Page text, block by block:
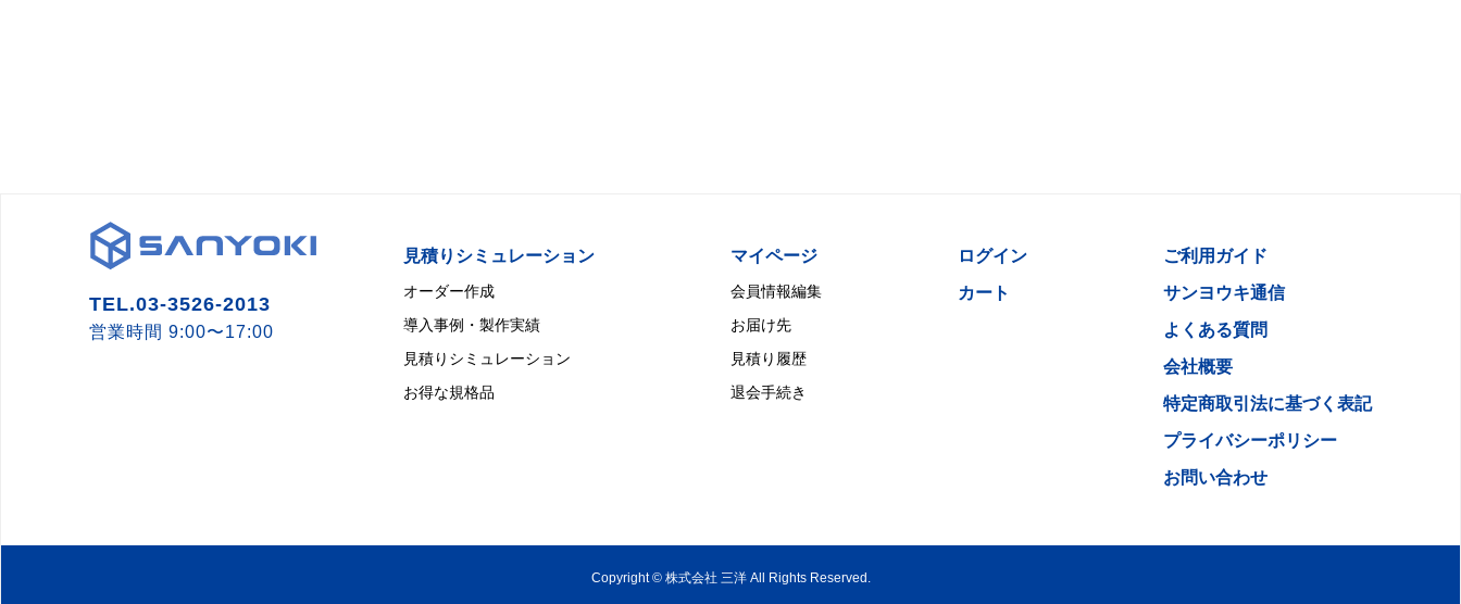
TEL.03-3526-2013
営業時間 9:00〜17:00
見積りシミュレーション
オーダー作成
導入事例・製作実績
見積りシミュレーション
お得な規格品
マイページ
会員情報編集
お届け先
⾒積り履歴
退会⼿続き
ログイン
カート
ご利用ガイド
サンヨウキ通信
よくある質問
会社概要
特定商取引法に基づく表記
プライバシーポリシー
お問い合わせ
Copyright © 株式会社 三洋 All Rights Reserved.